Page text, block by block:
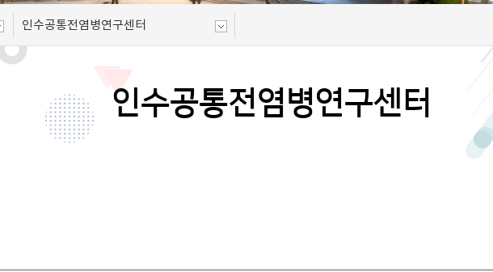
인수공통전염병연구센터
인수공통전염병연구센터